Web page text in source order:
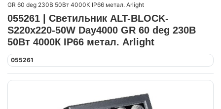
GR 60 deg 230В 50Вт 4000К IP66 метал. Arlight
055261 | Светильник ALT-BLOCK-
S220x220-50W Day4000 GR 60 deg 230В
50Вт 4000К IP66 метал. Arlight
055261